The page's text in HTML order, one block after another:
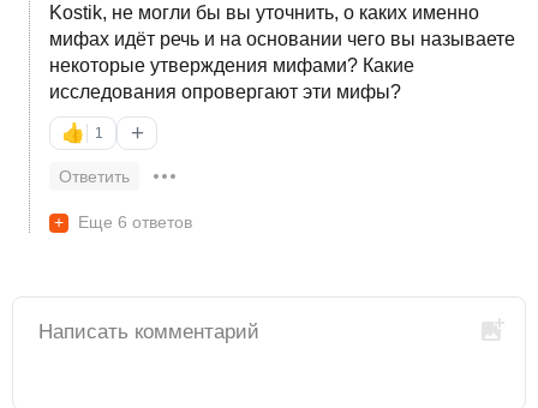
Kostik, не могли бы вы уточнить, о каких именно
мифах идёт речь и на основании чего вы называете
некоторые утверждения мифами? Какие
исследования опровергают эти мифы?
👍 1 +
Ответить
+ Еще 6 ответов